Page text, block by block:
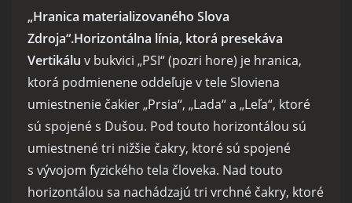
„Hranica materializovaného Slova
Zdroja“.Horizontálna línia, ktorá presekáva
Vertikálu v bukvici „PSI“ (pozri hore) je hranica,
ktorá podmienene oddeľuje v tele Sloviena
umiestnenie čakier „Prsia“, „Lada“ a „Leľa“, ktoré
sú spojené s Dušou. Pod touto horizontálou sú
umiestnené tri nižšie čakry, ktoré sú spojené
s vývojom fyzického tela človeka. Nad touto
horizontálou sa nachádzajú tri vrchné čakry, ktoré